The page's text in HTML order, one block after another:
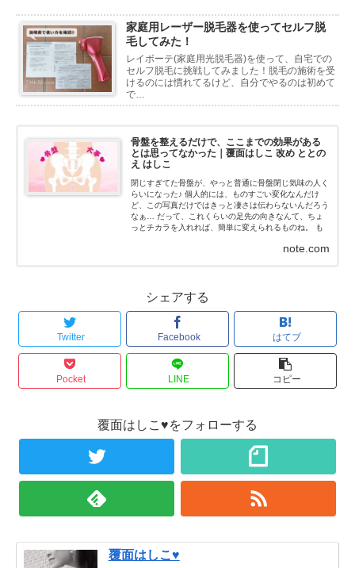
家庭用レーザー脱毛器を使ってセルフ脱
毛してみた！
レイボーテ(家庭用光脱毛器)を使って、自宅での
セルフ脱毛に挑戦してみました！脱毛の施術を受
けるのには慣れてるけど、自分でやるのは初めて
で…
骨盤を整えるだけで、ここまでの効果がある
とは思ってなかった｜覆面はしこ 改め ととの
え はしこ
閉じすぎてた骨盤が、やっと普通に骨盤閉じ気味の人く
らいになった♪ 個人的には、ものすごい変化なんだけ
ど、この写真だけではきっと凄さは伝わらないんだろう
なぁ… だって、これくらいの足先の向きなんて、ちょ
っとチカラを入れれば、簡単に変えられるものね。 も
note.com
シェアする
Twitter Facebook はてブ
Pocket LINE コピー
覆面はしこ♥をフォローする
覆面はしこ♥